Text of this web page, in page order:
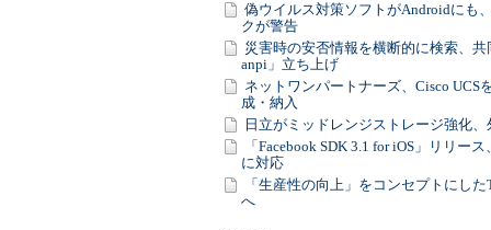
偽ウイルス対策ソフトがAndroidにも
クが警告
災害時の安否情報を横断的に検索、共
anpi」立ち上げ
ネットワンパートナーズ、Cisco UCS
成・納入
日立がミッドレンジストレージ強化
「Facebook SDK 3.1 for iOS」リリー
に対応
「生産性の向上」をコンセプトにし
へ